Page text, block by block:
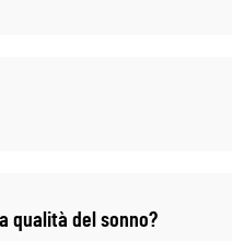
qualità del sonno?